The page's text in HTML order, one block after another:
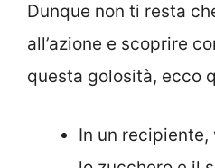
Dunque non ti resta
all’azione e scoprire
questa golosità, ecco
In un